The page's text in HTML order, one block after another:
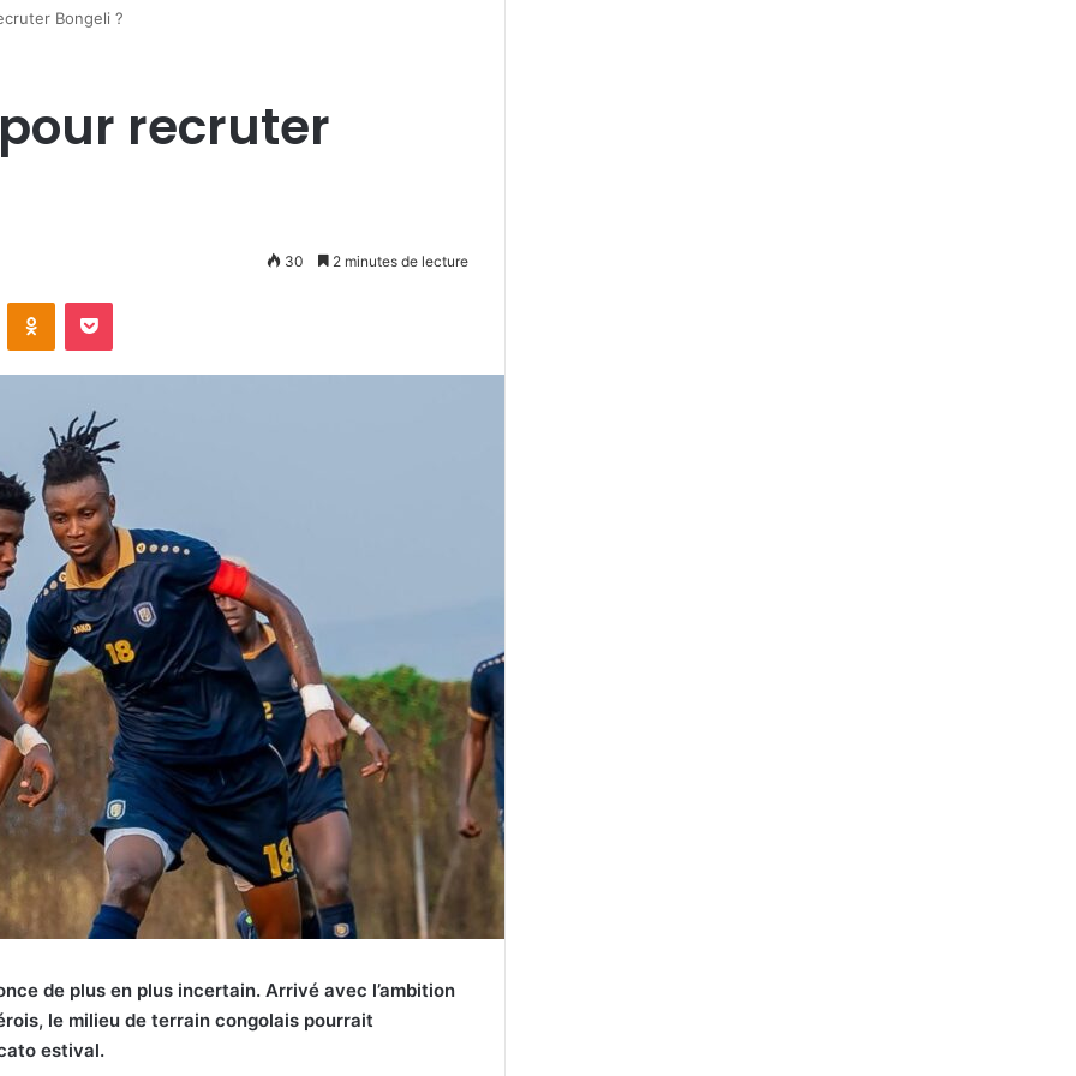
Bongeli ?
recruter
30 2 minutes de lecture
Odnoklassniki
Pocket
de plus en plus incertain. Arrivé avec l’ambition
le milieu de terrain congolais pourrait
estival.